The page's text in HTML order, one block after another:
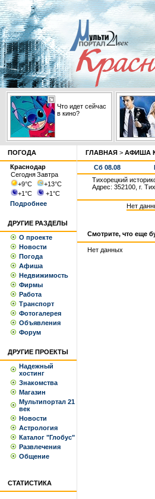
Что идет сейчас
в кино?
ПОГОДА
Краснодар
СегодняЗавтра
+9°С +13°С
+1°С +1°С
Подробнее
ДРУГИЕ РАЗДЕЛЫ
О проекте
Новости
Погода
Афиша
Недвижимость
Фирмы
Работа
Транспорт
Фотогалерея
Объявления
Форум
ДРУГИЕ ПРОЕКТЫ
Надежный
хостинг
Знакомства
Магазин
Мультипортал 21
век
Новости
Астрология
Каталог "Глобус"
Развлечения
Общение
СТАТИСТИКА
ГЛАВНАЯ > АФИША
Сб 08.08
Тихорецкий
Адрес: 352100, г.
Нет
Смотрите, что еще
Нет данных